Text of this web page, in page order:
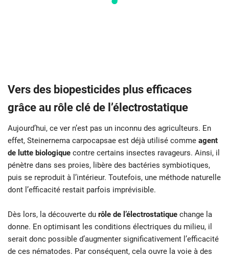
Vers des biopesticides plus efficaces
grâce au rôle clé de l’électrostatique
Aujourd’hui, ce ver n’est pas un inconnu des agriculteurs. En
effet, Steinernema carpocapsae est déjà utilisé comme agent
de lutte biologique contre certains insectes ravageurs. Ainsi, il
pénètre dans ses proies, libère des bactéries symbiotiques,
puis se reproduit à l’intérieur. Toutefois, une méthode naturelle
dont l’efficacité restait parfois imprévisible.
Dès lors, la découverte du rôle de l’électrostatique change la
donne. En optimisant les conditions électriques du milieu, il
serait donc possible d’augmenter significativement l’efficacité
de ces nématodes. Par conséquent, cela ouvre la voie à des